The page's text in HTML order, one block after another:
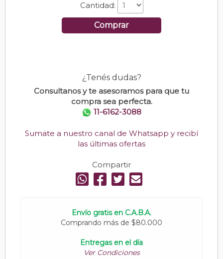
Cantidad:
Comprar
¿Tenés dudas?
Consultanos y te asesoramos para que tu
compra sea perfecta.
11-6162-3088
Sumate a nuestro canal de Whatsapp y recibí
las últimas ofertas
Compartir
Envío gratis en C.A.B.A.
Comprando más de $80.000
Entregas en el día
Ver Condiciones